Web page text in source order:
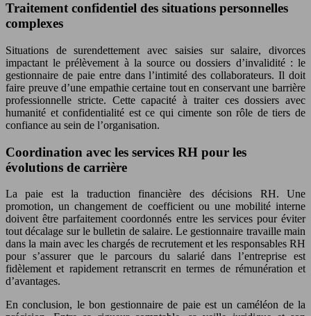
Traitement confidentiel des situations personnelles
complexes
Situations de surendettement avec saisies sur salaire, divorces
impactant le prélèvement à la source ou dossiers d’invalidité : le
gestionnaire de paie entre dans l’intimité des collaborateurs. Il doit
faire preuve d’une empathie certaine tout en conservant une barrière
professionnelle stricte. Cette capacité à traiter ces dossiers avec
humanité et confidentialité est ce qui cimente son rôle de tiers de
confiance au sein de l’organisation.
Coordination avec les services RH pour les
évolutions de carrière
La paie est la traduction financière des décisions RH. Une
promotion, un changement de coefficient ou une mobilité interne
doivent être parfaitement coordonnés entre les services pour éviter
tout décalage sur le bulletin de salaire. Le gestionnaire travaille main
dans la main avec les chargés de recrutement et les responsables RH
pour s’assurer que le parcours du salarié dans l’entreprise est
fidèlement et rapidement retranscrit en termes de rémunération et
d’avantages.
En conclusion, le bon gestionnaire de paie est un caméléon de la